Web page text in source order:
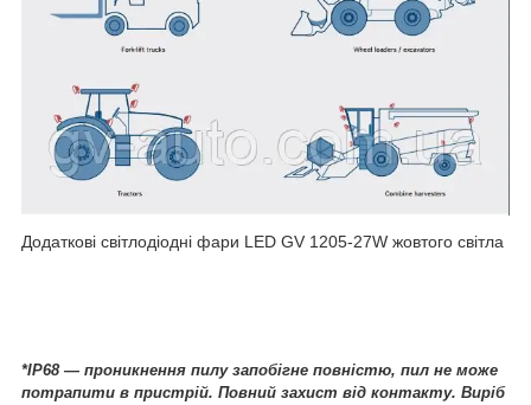
Додаткові світлодіодні фари LED GV 1205-27W жовтого світла
*IP68 — проникнення пилу запобігне повністю, пил не може
потрапити в пристрій. Повний захист від контакту. Виріб